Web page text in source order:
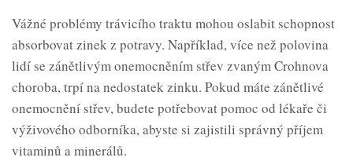
Vážné problémy trávicího traktu mohou oslabit schopnost
absorbovat zinek z potravy. Například, více než polovina
lidí se zánětlivým onemocněním střev zvaným Crohnova
choroba, trpí na nedostatek zinku. Pokud máte zánětlivé
onemocnění střev, budete potřebovat pomoc od lékaře či
výživového odborníka, abyste si zajistili správný příjem
vitaminů a minerálů.